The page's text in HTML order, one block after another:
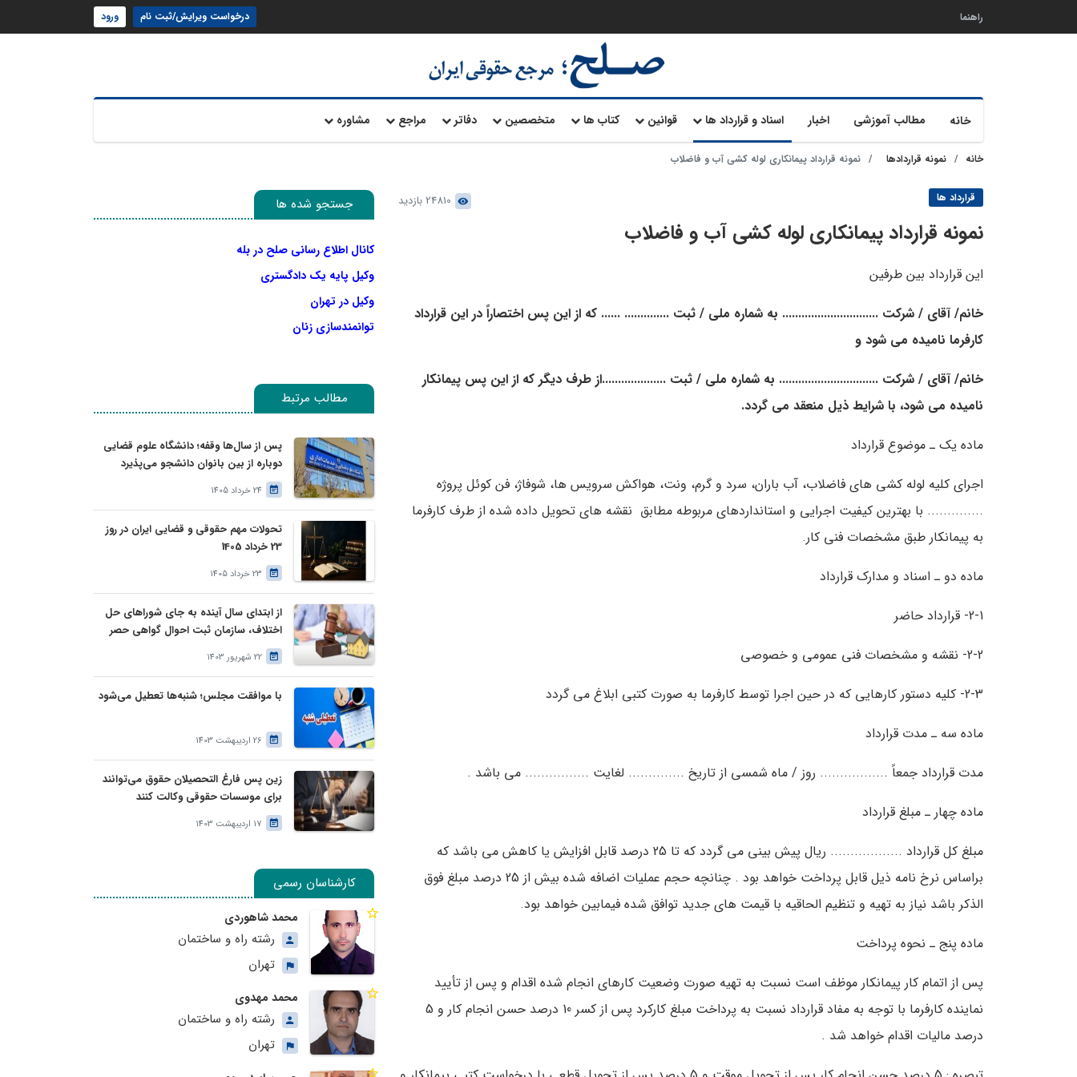
راهنما درخواست ویرایش/ثبت نام ورود
خانه مطالب آموزشی اخبار اسناد و قرارداد ها قوانین کتاب ها متخصصین دفاتر مراجع مشاوره
خانه نمونه قراردادها نمونه قرارداد پیمانکاری لوله کشی آب و فاضلاب
قرارداد ها 24810 بازدید
نمونه قرارداد پیمانکاری لوله کشی آب و فاضلاب
این قرارداد بین طرفین
خانم/ آقای / شرکت .............................. به شماره ملی / ثبت .............. ...... که از این پس اختصاراً در این قرارداد
کارفرما نامیده می شود و
خانم/ آقای / شرکت ............................... به شماره ملی / ثبت ....................از طرف دیگر که از این پس پیمانکار
نامیده می شود، با شرایط ذیل منعقد می گردد.
ماده یک ـ موضوع قرارداد
اجرای کلیه لوله کشی های فاضلاب، آب باران، سرد و گرم، ونت، هواکش سرویس ها، شوفاژ، فن کوئل پروژه
.............. با بهترین کیفیت اجرایی و استانداردهای مربوطه مطابق نقشه های تحویل داده شده از طرف کارفرما
به پیمانکار طبق مشخصات فنی کار.
ماده دو ـ اسناد و مدارک قرارداد
2-1- قرارداد حاضر
2-2- نقشه و مشخصات فنی عمومی و خصوصی
2-3- کلیه دستور کارهایی که در حین اجرا توسط کارفرما به صورت کتبی ابلاغ می گردد
ماده سه ـ مدت قرارداد
مدت قرارداد جمعاً ................. روز / ماه شمسی از تاریخ .............. لغایت ................ می باشد .
ماده چهار ـ مبلغ قرارداد
مبلغ کل قرارداد .................. ریال پیش بینی می گردد که تا 25 درصد قابل افزایش یا کاهش می باشد که
براساس نرخ نامه ذیل قابل پرداخت خواهد بود . چنانچه حجم عملیات اضافه شده بیش از 25 درصد مبلغ فوق
الذکر باشد نیاز به تهیه و تنظیم الحاقیه با قیمت های جدید توافق شده فیمابین خواهد بود.
ماده پنج ـ نحوه پرداخت
پس از اتمام کار پیمانکار موظف است نسبت به تهیه صورت وضعیت کارهای انجام شده اقدام و پس از تأیید
نماینده کارفرما با توجه به مفاد قرارداد نسبت به پرداخت مبلغ کارکرد پس از کسر 10 درصد حسن انجام کار و 5
درصد مالیات اقدام خواهد شد .
جستجو شده ها
کانال اطلاع رسانی صلح در بله
وکیل پایه یک دادگستری
وکیل در تهران
توانمندسازی زنان
مطالب مرتبط
پس از سال‌ها وقفه؛ دانشگاه علوم قضایی
دوباره از بین بانوان دانشجو می‌پذیرد
24 خرداد 1405
تحولات مهم حقوقی و قضایی ایران در روز
23 خرداد 1405
23 خرداد 1405
از ابتدای سال آینده به جای شوراهای حل
اختلاف، سازمان ثبت احوال گواهی حصر
وراثت بدون نیاز به درخواست وراث صادر
خواهد کرد
22 شهریور 1403
با موافقت مجلس؛ شنبه‌ها تعطیل می‌شود
26 اردیبهشت 1403
زین پس فارغ التحصیلان حقوق می‌توانند
برای موسسات حقوقی وکالت کنند
17 اردیبهشت 1403
کارشناسان رسمی
محمد شاهوردی
رشته راه و ساختمان
تهران
محمد مهدوی
رشته راه و ساختمان
تهران